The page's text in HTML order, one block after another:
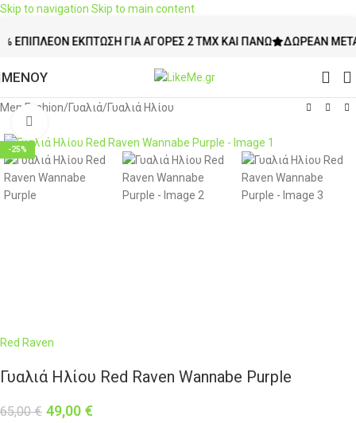
Skip to navigation Skip to main content
ΈΚΠΤΩΣΗ ΓΙΑ ΑΓΟΡΈΣ 2 ΤΜΧ ΚΑΙ ΠΆΝΩ ΔΩΡΕΆΝ
ΜΕΝΟΥ
Men Fashion/Γυαλιά/Γυαλιά Ηλίου
-25%
Red Raven
Γυαλιά Ηλίου Red Raven Wannabe Purple
65,00€ 49,00 €